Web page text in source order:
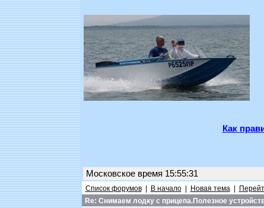
Как
Московское время 15:55:31
Список форумов| В начало| Новая тема|
Re: Снимаем лодку с прицепа.Полезное